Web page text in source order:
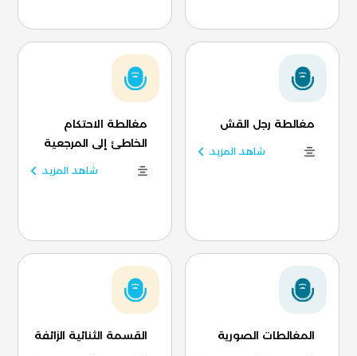
مغالطة رجل القش
شاهد المزيد
مغالطة الاحتكام
الخاطئ إلى المرجعية
شاهد المزيد
المغالطات الصورية القسمة الثنائية الزائفة